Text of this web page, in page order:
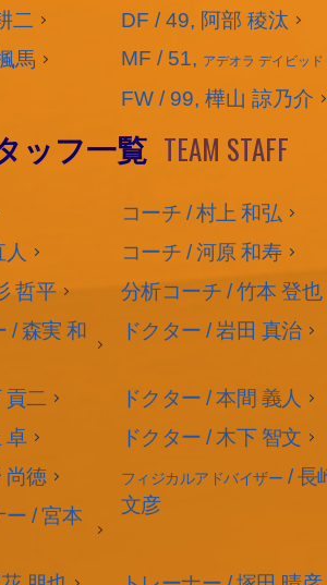
DF / 49, 阿部 稜汰
二
MF / 51, アデオラ デイビッド
馬
FW / 99, 樺山 諒乃介
ッフ一覧 TEAM STAFF
コーチ / 村上 和弘
コーチ / 河原 和寿
哲平
分析コーチ / 竹本 登也
/ 森実 和
ドクター / 岩田 真治
貢二
ドクター / 本間 義人
卓
ドクター / 木下 智文
尚徳
フィジカルアドバイザー / 長
文彦
ー / 宮本